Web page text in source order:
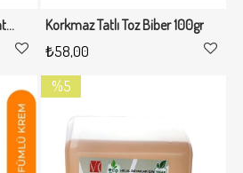
Agarta Leke Karşıtı Aydınlatıcı 50 Ml Spf+50 Yüz Güneş Kremi Korkmaz Tatlı Toz Biber 100gr
₺58,00
%5
%5İndirim